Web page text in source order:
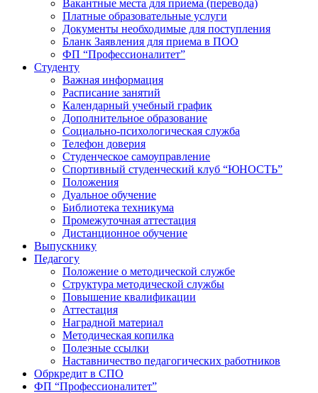
Вакантные места для приема (перевода)
Платные образовательные услуги
Документы необходимые для поступления
Бланк Заявления для приема в ПОО
ФП “Профессионалитет”
Студенту
Важная информация
Расписание занятий
Календарный учебный график
Дополнительное образование
Социально-психологическая служба
Телефон доверия
Студенческое самоуправление
Спортивный студенческий клуб “ЮНОСТЬ”
Положения
Дуальное обучение
Библиотека техникума
Промежуточная аттестация
Дистанционное обучение
Выпускнику
Педагогу
Положение о методической службе
Структура методической службы
Повышение квалификации
Аттестация
Наградной материал
Методическая копилка
Полезные ссылки
Наставничество педагогических работников
Обркредит в СПО
ФП “Профессионалитет”